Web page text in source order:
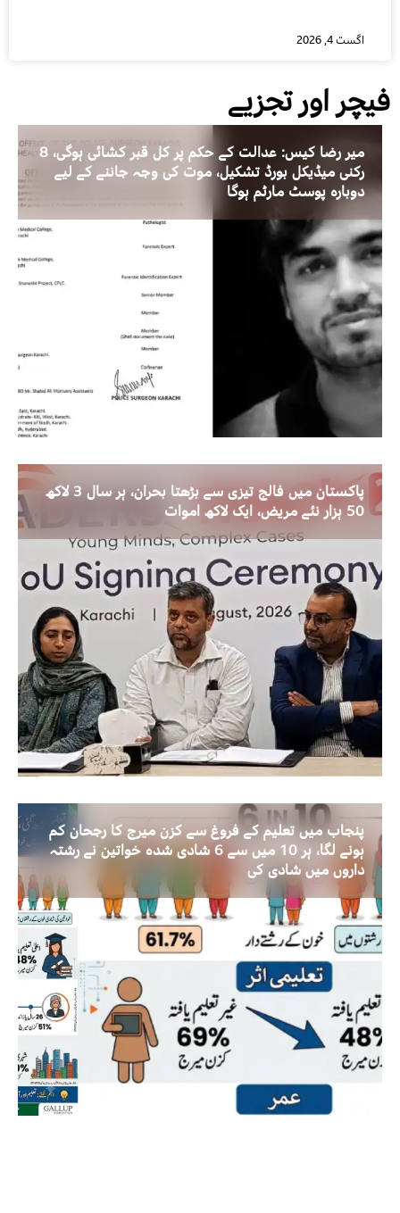
اگست 4, 2026
فیچر اور تجزیے
میر رضا کیس: عدالت کے حکم پر کل قبر کشائی ہوگی، 8
رکنی میڈیکل بورڈ تشکیل، موت کی وجہ جاننے کے لیے
دوبارہ پوسٹ مارٹم ہوگا
پاکستان میں فالج تیزی سے بڑھتا بحران، ہر سال 3 لاکھ
50 ہزار نئے مریض، ایک لاکھ اموات
پنجاب میں تعلیم کے فروغ سے کزن میرج کا رجحان کم
ہونے لگا، ہر 10 میں سے 6 شادی شدہ خواتین نے رشتہ
داروں میں شادی کی